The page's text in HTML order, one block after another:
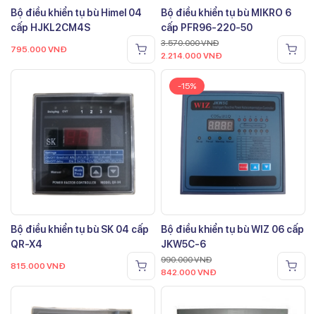
Bộ điều khiển tụ bù Himel 04
cấp HJKL2CM4S
795.000 VNĐ
Bộ điều khiển tụ bù MIKRO 6
cấp PFR96-220-50
3.570.000VNĐ
2.214.000 VNĐ
Bộ điều khiển tụ bù SK 04 cấp
QR-X4
815.000 VNĐ
-15%
Bộ điều khiển tụ bù WIZ 06 cấp
JKW5C-6
990.000VNĐ
842.000 VNĐ